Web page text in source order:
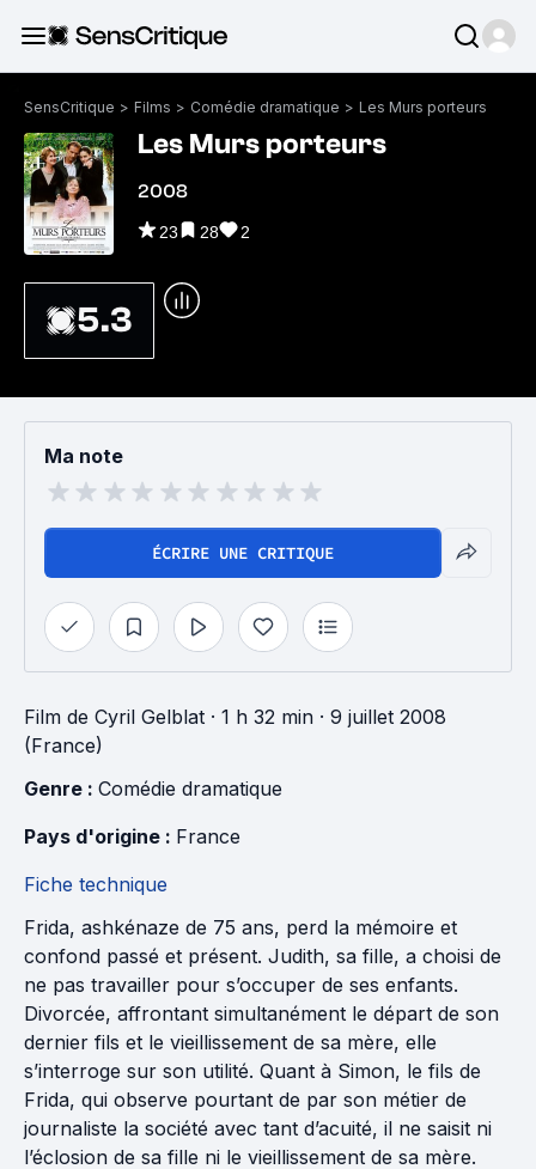
SensCritique > Films > Comédie dramatique > Les Murs porteurs
Les Murs porteurs
2008
23 28 2
5.3
Ma note
ÉCRIRE UNE CRITIQUE
Film de Cyril Gelblat · 1 h 32 min · 9 juillet 2008
(France)
Genre : Comédie dramatique
Pays d'origine : France
Fiche technique
Frida, ashkénaze de 75 ans, perd la mémoire et
confond passé et présent. Judith, sa fille, a choisi de
ne pas travailler pour s’occuper de ses enfants.
Divorcée, affrontant simultanément le départ de son
dernier fils et le vieillissement de sa mère, elle
s’interroge sur son utilité. Quant à Simon, le fils de
Frida, qui observe pourtant de par son métier de
journaliste la société avec tant d’acuité, il ne saisit ni
l’éclosion de sa fille ni le vieillissement de sa mère.